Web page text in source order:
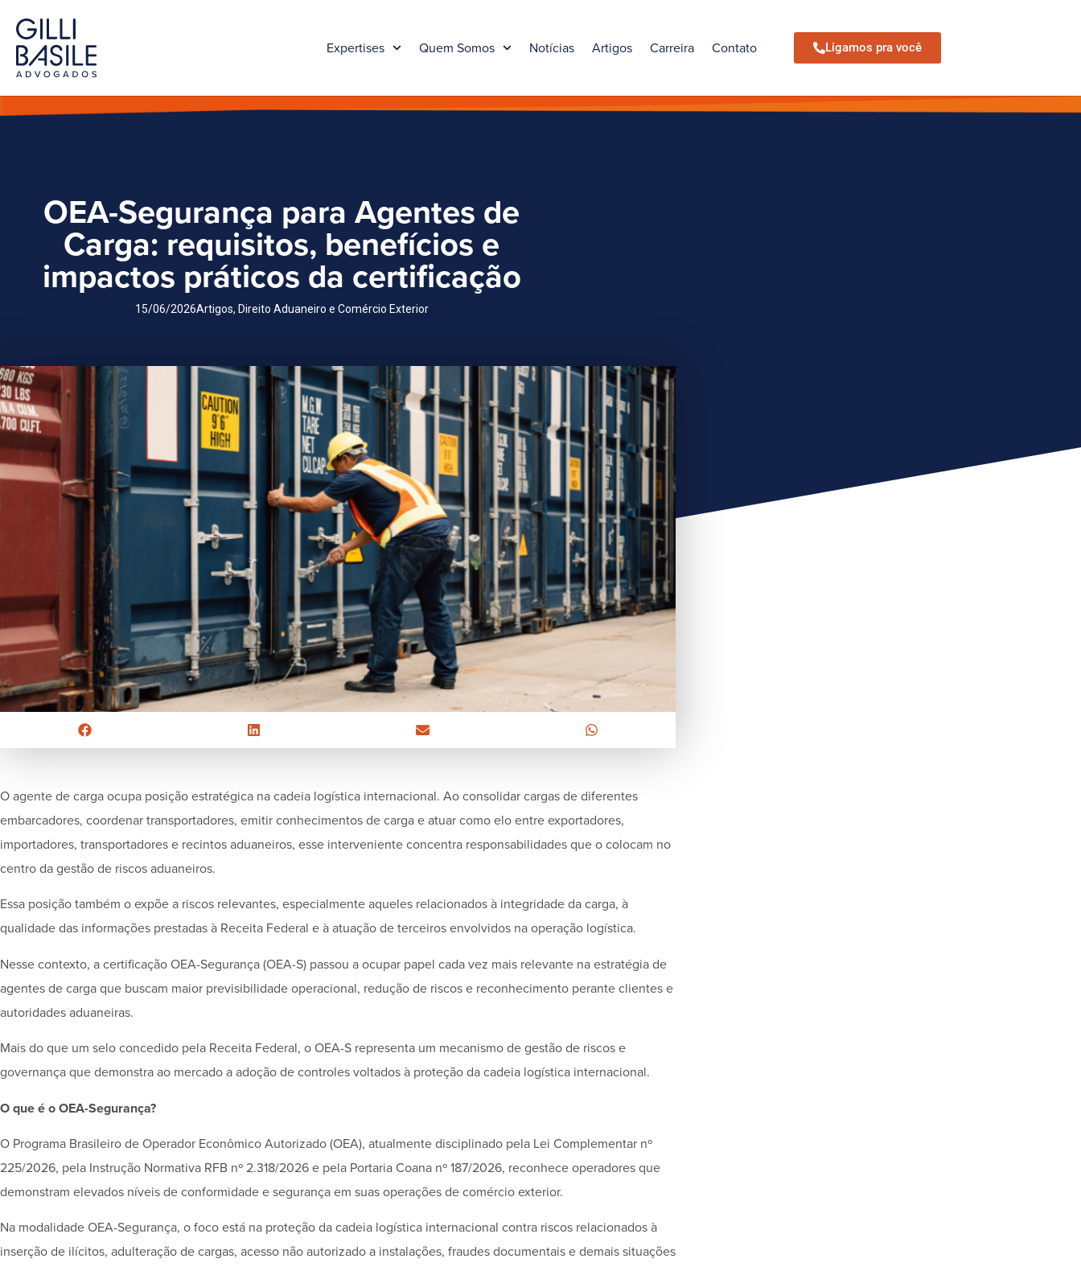
Expertises Quem Somos Notícias Artigos Carreira Contato Ligamos pra você
OEA-Segurança para Agentes de
Carga: requisitos, benefícios e
impactos práticos da certificação
15/06/2026Artigos, Direito Aduaneiro e Comércio Exterior
O agente de carga ocupa posição estratégica na cadeia logística internacional. Ao consolidar cargas de diferentes
embarcadores, coordenar transportadores, emitir conhecimentos de carga e atuar como elo entre exportadores,
importadores, transportadores e recintos aduaneiros, esse interveniente concentra responsabilidades que o colocam no
centro da gestão de riscos aduaneiros.
Essa posição também o expõe a riscos relevantes, especialmente aqueles relacionados à integridade da carga, à
qualidade das informações prestadas à Receita Federal e à atuação de terceiros envolvidos na operação logística.
Nesse contexto, a certificação OEA-Segurança (OEA-S) passou a ocupar papel cada vez mais relevante na estratégia de
agentes de carga que buscam maior previsibilidade operacional, redução de riscos e reconhecimento perante clientes e
autoridades aduaneiras.
Mais do que um selo concedido pela Receita Federal, o OEA-S representa um mecanismo de gestão de riscos e
governança que demonstra ao mercado a adoção de controles voltados à proteção da cadeia logística internacional.
O que é o OEA-Segurança?
O Programa Brasileiro de Operador Econômico Autorizado (OEA), atualmente disciplinado pela Lei Complementar nº
225/2026, pela Instrução Normativa RFB nº 2.318/2026 e pela Portaria Coana nº 187/2026, reconhece operadores que
demonstram elevados níveis de conformidade e segurança em suas operações de comércio exterior.
Na modalidade OEA-Segurança, o foco está na proteção da cadeia logística internacional contra riscos relacionados à
inserção de ilícitos, adulteração de cargas, acesso não autorizado a instalações, fraudes documentais e demais situações